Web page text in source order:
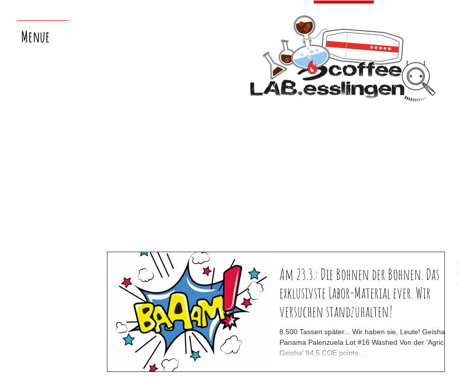
Menue
Am 23.3.: Die Bohnen der Bohnen. Das
exklusivste Labor-Material ever. Wir
versuchen standzuhalten!
8.500 Tassen später... Wir haben sie, Leute! Geisha
Panama Palenzuela Lot #16 Washed Von der 'Agricola
Geisha' 94,5 COE points....